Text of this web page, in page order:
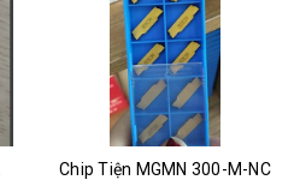
Chip Tiện MGMN 300-M-NC